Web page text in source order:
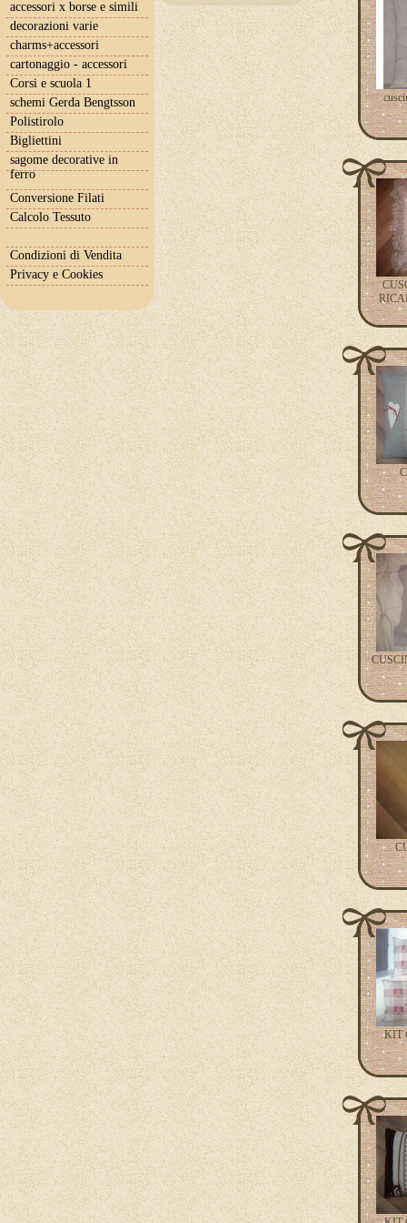
accessori x borse e simili
decorazioni varie
charms+accessori
cartonaggio - accessori
Corsi e scuola 1
schemi Gerda Bengtsson
Polistirolo
Bigliettini
sagome decorative in
ferro
Conversione Filati
Calcolo Tessuto
Condizioni di Vendita
Privacy e Cookies
KIT